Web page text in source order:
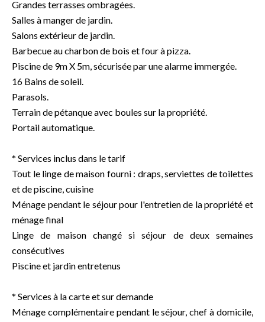
Grandes terrasses ombragées.
Salles à manger de jardin.
Salons extérieur de jardin.
Barbecue au charbon de bois et four à pizza.
Piscine de 9m X 5m, sécurisée par une alarme immergée.
16 Bains de soleil.
Parasols.
Terrain de pétanque avec boules sur la propriété.
Portail automatique.
* Services inclus dans le tarif
Tout le linge de maison fourni : draps, serviettes de toilettes
et de piscine, cuisine
Ménage pendant le séjour pour l'entretien de la propriété et
ménage final
Linge de maison changé si séjour de deux semaines
consécutives
Piscine et jardin entretenus
* Services à la carte et sur demande
Ménage complémentaire pendant le séjour, chef à domicile,